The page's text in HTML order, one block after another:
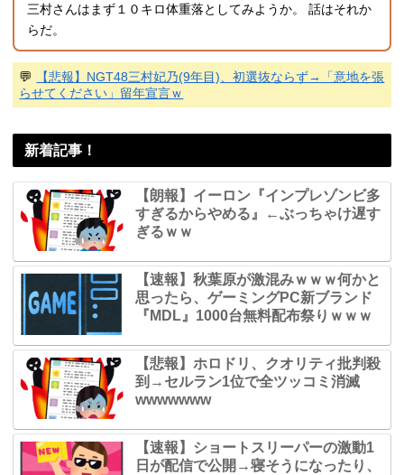
三村さんはまず１０キロ体重落としてみようか。 話はそれか
らだ。
💬
【悲報】NGT48三村妃乃(9年目)、初選抜ならず→「意地を張
らせてください」留年宣言ｗ
新着記事！
【朗報】イーロン『インプレゾンビ多
すぎるからやめる』←ぶっちゃけ遅す
ぎるｗｗ
【速報】秋葉原が激混みｗｗｗ何かと
思ったら、ゲーミングPC新ブランド
『MDL』1000台無料配布祭りｗｗｗ
【悲報】ホロドリ、クオリティ批判殺
到→セルラン1位で全ツッコミ消滅
wwwwwww
【速報】ショートスリーパーの激動1
日が配信で公開→寝そうになったり、